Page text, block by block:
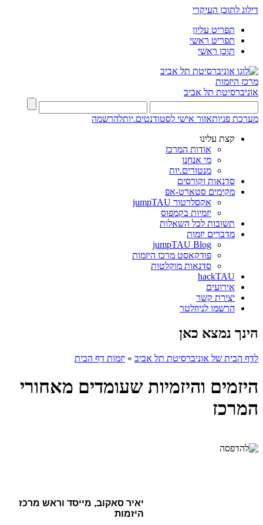
דילוג לתוכן העיקרי
תפריט עליון
תפריט ראשי
תוכן ראשי
מרכז היזמות
אוניברסיטת תל אביב
מערכת פניותאזור אישי לסטודנטים.יותלהרשמה
קצת עלינו
אודות המרכז
מי אנחנו
מנטורים.יות
סדנאות וקורסים
מקימים סטארט-אפ
אקסלרטור jumpTAU
יזמיות בקמפוס
תשובות לכל השאלות
מדברים יזמות
jumpTAU Blog
פודקאסט מרכז היזמות
סדנאות מוקלטות
hackTAU
אירועים
יצירת קשר
הרשמו לניוזלטר
הינך נמצא כאן
לדף הבית של אוניברסיטת תל אביב » יזמות דף הבית
היזמים והיזמיות שעומדים מאחורי
המרכז
יאיר סאקוב, מייסד וראש מרכז
היזמות